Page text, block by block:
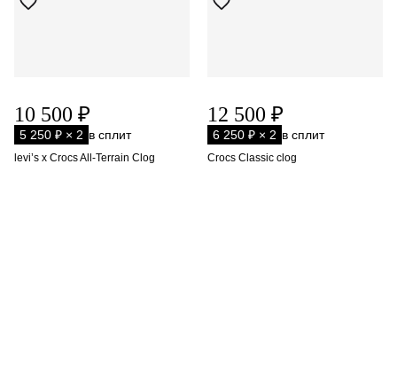
10 500 ₽
5 250 ₽ × 2 в сплит
levi’s x Crocs All-Terrain Clog
12 500 ₽
6 250 ₽ × 2 в сплит
Crocs Classic clog